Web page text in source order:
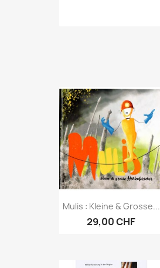
 Aperçu rapide
Mulis : Kleine & Grosse...
29,00 CHF